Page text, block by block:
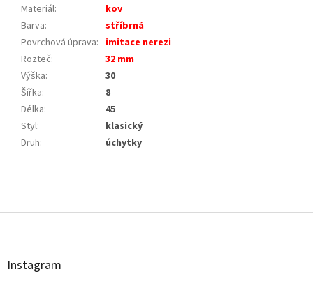
Materiál:
kov
Barva:
stříbrná
Povrchová úprava: imitace nerezi
Rozteč:
32 mm
Výška:
30
Šířka:
8
Délka:
45
Styl:
klasický
Druh: úchytky
á
Instagram